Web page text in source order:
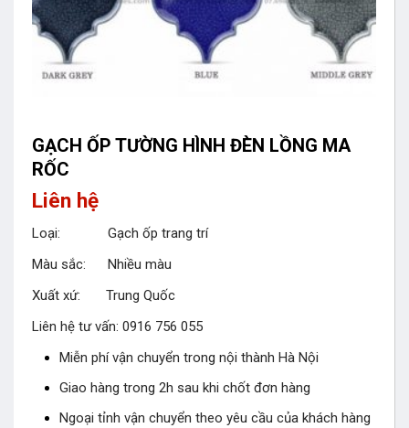
GẠCH ỐP TƯỜNG HÌNH ĐÈN LỒNG MA
RỐC
Liên hệ
Loại: Gạch ốp trang trí
Màu sắc: Nhiều màu
Xuất xứ: Trung Quốc
Liên hệ tư vấn: 0916 756 055
Miễn phí vận chuyển trong nội thành Hà Nội
Giao hàng trong 2h sau khi chốt đơn hàng
Ngoại tỉnh vận chuyển theo yêu cầu của khách hàng